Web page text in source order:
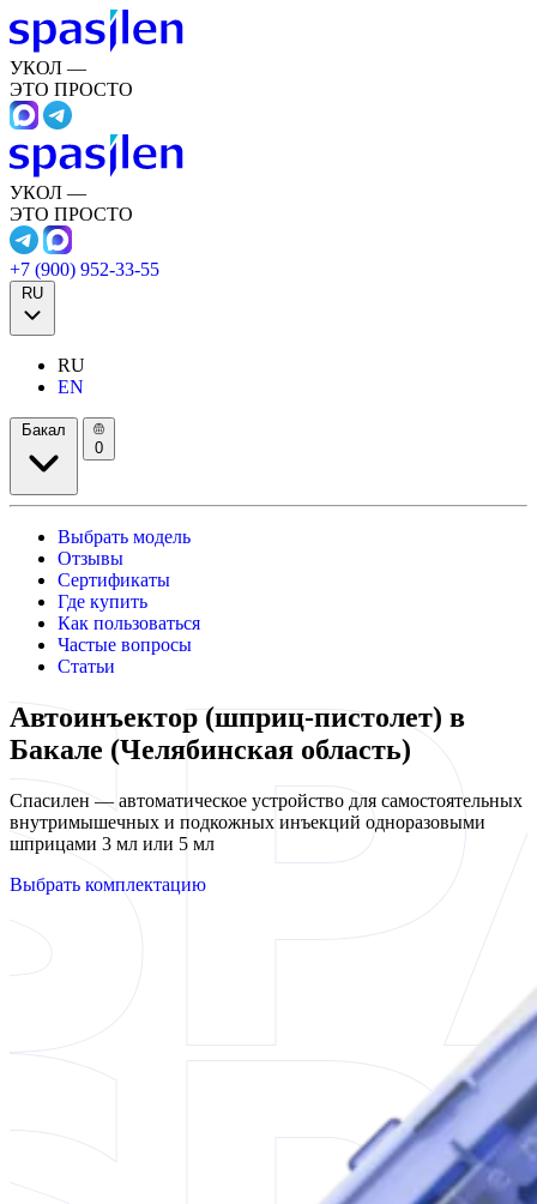
УКОЛ —
ЭТО ПРОСТО
УКОЛ —
ЭТО ПРОСТО
+7 (900) 952-33-55
RU
RU
EN
Бакал
0
Выбрать модель
Отзывы
Сертификаты
Где купить
Как пользоваться
Частые вопросы
Статьи
Автоинъектор (шприц-пистолет) в
Бакале (Челябинская область)
Спасилен — автоматическое устройство для самостоятельных
внутримышечных и подкожных инъекций одноразовыми
шприцами 3 мл или 5 мл
Выбрать комплектацию